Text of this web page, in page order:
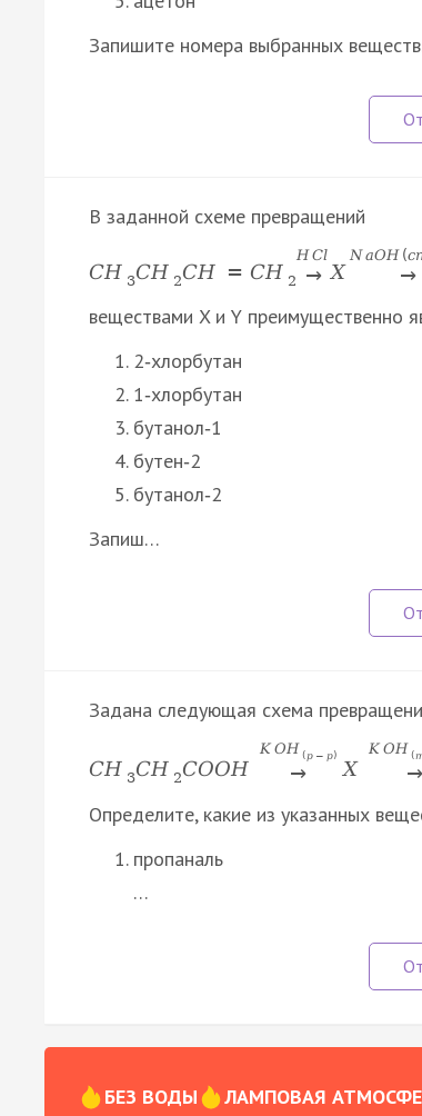
Запишите номера выбранных
В заданной схеме превращений
CH 3CH 2CH = CH 2
H Cl
→ X
N aOH (с
→
веществами X и Y преимущественно
2‑хлорбутан
1‑хлорбутан
бутанол‑1
бутен‑2
бутанол‑2
Запиш…
Задана следующая схема
CH 3CH 2COOH
K OH ( р − р)
→ X
K OH (
→
Определите, какие из указанных
пропаналь
…
БЕЗ ВОДЫ ЛАМПОВАЯ